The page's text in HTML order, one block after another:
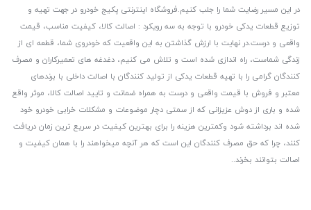
در این مسیر رضایت شما را جلب کنیم.فروشگاه اینترنتی پکیج خودرو در جهت تهیه و
توزیع قطعات یدکی خودرو با توجه به سه رویکرد : اصالت کالا، کیفیت مناسب، قیمت
واقعی و درست.در نهایت با ارزش گذاشتن به این واقعیت که خودروی شما، قطعه ای از
زندگی شماست، راه اندازی شده است و تلاش می کنیم، دغدغه های تعمیرکاران و مصرف
کنندگان گرامی را با تهیه قطعات یدکی از تولید کنندگان با اصالت داخلی با برندهای
معتبر و فروش با قیمت واقعی و درست به همراه ضمانت و تایید اصالت کالا، موثر واقع
شده و باری از دوش عزیزانی که از سمتی دچار موضوعات و مشکلات خرابی خودرو خود
شده اند برداشته شود و‌کمترین هزینه را برای بهترین کیفیت در سریع ترین زمان دریافت
کنند، چرا که حق مصرف کنندگان این است که هر آنچه میخواهند را با همان کیفیت و
اصالت بتوانند بخرند..